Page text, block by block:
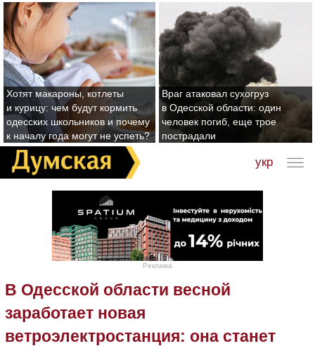
Хотят макароны, котлеты
и курицу: чем будут кормить
одесских школьников и почему
к началу года могут не успеть?
Враг атаковал сухогруз
в Одесской области: один
человек погиб, еще трое
пострадали
укр
Реклама
В Одесской области весной
заработает новая
ветроэлектростанция: она станет